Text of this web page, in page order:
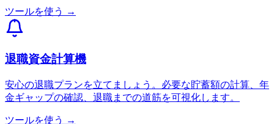
ツールを使う →
退職資金計算機
安心の退職プランを立てましょう。必要な貯蓄額の計算、年
金ギャップの確認、退職までの道筋を可視化します。
ツールを使う →